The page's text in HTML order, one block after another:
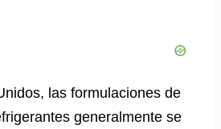
las formulaciones de
generalmente se